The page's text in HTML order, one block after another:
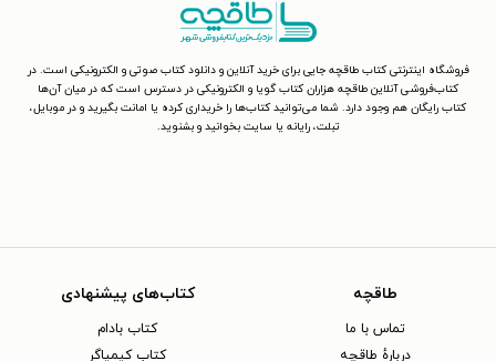
فروشگاه اینترنتی کتاب طاقچه جایی برای خرید آنلاین و دانلود کتاب صوتی و الکترونیکی است. در
کتاب‌فروشی آنلاین طاقچه هزاران کتاب گویا و الکترونیکی در دسترس است که در میان آن‌ها
کتاب رایگان هم وجود دارد. شما می‌توانید کتاب‌ها را خریداری کرده یا امانت بگیرید و در موبایل،
تبلت، رایانه یا سایت بخوانید و بشنوید.
طاقچه
تماس با ما
دربارهٔ طاقچه
کتاب‌های پیشنهادی
کتاب بادام
کتاب کیمیاگر